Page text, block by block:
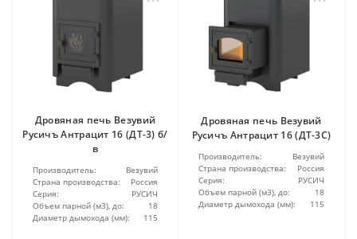
Дровяная печь Везувий
Русичъ Антрацит 16 (ДТ-3) б/
в
Производитель:
Везувий
Страна производства:
Россия
Серия:
РУСИЧ
Объем парной (м3), до:
18
Диаметр дымохода (мм):
115
Дровяная печь Везувий
Русичъ Антрацит 16 (ДТ-3С)
Производитель:
Везувий
Страна производства:
Россия
Серия:
РУСИЧ
Объем парной (м3), до:
18
Диаметр дымохода (мм):
115